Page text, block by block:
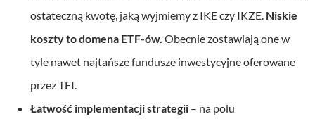
ostateczną kwotę, jaką wyjmiemy z IKE czy IKZE. Niskie
koszty to domena ETF-ów.Obecnie zostawiają one w
tyle nawet najtańsze fundusze inwestycyjne oferowane
przez TFI.
Łatwość implementacji strategii – na polu